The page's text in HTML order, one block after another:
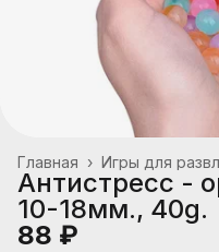
Игры для
Главная ›
Антистресс -
10-18мм., 40g.
88 ₽